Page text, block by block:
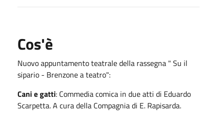
Cos'è
Nuovo appuntamento teatrale della rassegna " Su il
sipario - Brenzone a teatro":
Cani e gatti: Commedia comica in due atti di Eduardo
Scarpetta. A cura della Compagnia di E. Rapisarda.